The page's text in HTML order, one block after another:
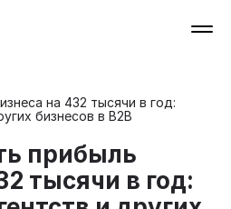
на 432 тысячи в год:
бизнесов в B2B
прибыль
тысячи в год: